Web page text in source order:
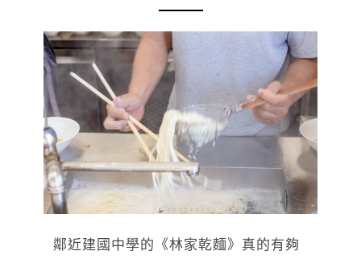
鄰近建國中學的《林家乾麵》真的有夠